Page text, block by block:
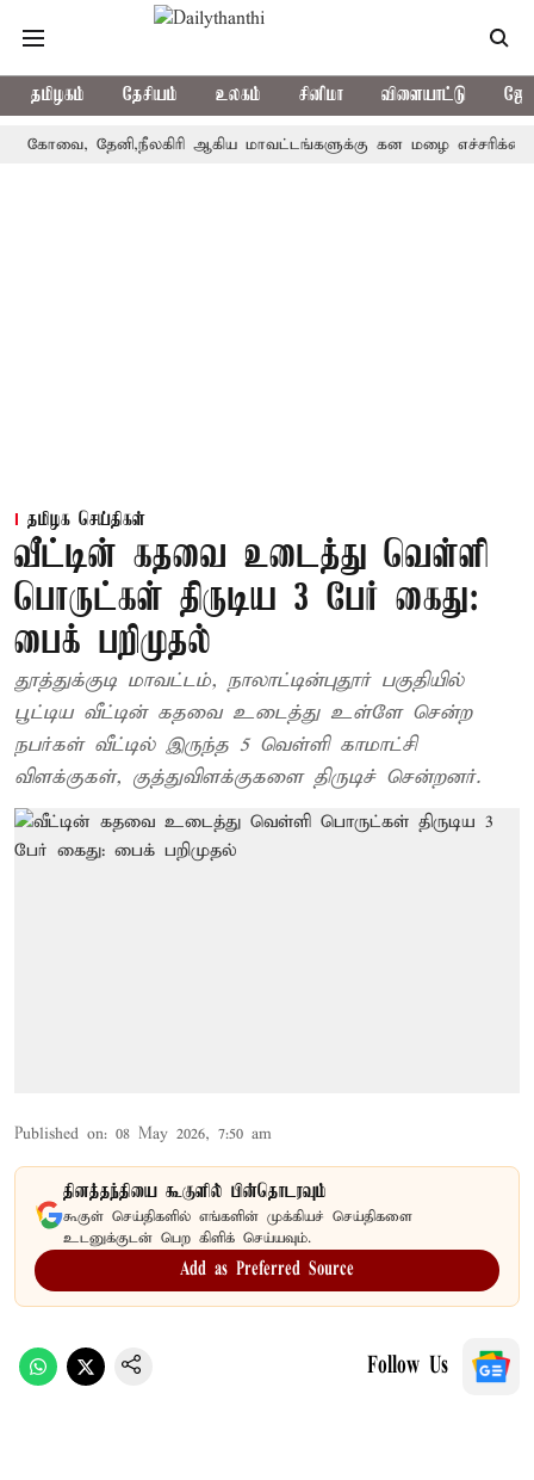
தமிழகம் தேசியம் உலகம் சினிமா விளையாட்டு
தேனி,நீலகிரி ஆகிய மாவட்டங்களுக்கு கன மழை எச்சரிக்கை
தமிழக செய்திகள்
வீட்டின் கதவை உடைத்து வெள்ளி
பொருட்கள் திருடிய 3 பேர் கைது:
பைக் பறிமுதல்
தூத்துக்குடி மாவட்டம், நாலாட்டின்புதூர் பகுதியில்
பூட்டிய வீட்டின் கதவை உடைத்து உள்ளே சென்ற
நபர்கள் வீட்டில் இருந்த 5 வெள்ளி காமாட்சி
விளக்குகள், குத்துவிளக்குகளை திருடிச் சென்றனர்.
Published on: 08 May 2026, 7:50 am
தினத்தந்தியை கூகுளில் பின்தொடரவும்
கூகுள் செய்திகளில் எங்களின் முக்கியச் செய்திகளை
உடனுக்குடன் பெற கிளிக் செய்யவும்.
Add as Preferred Source
Follow Us